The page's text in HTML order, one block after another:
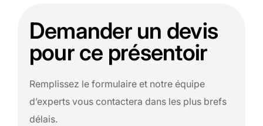
Demander un devis
pour ce présentoir
Remplissez le formulaire et notre équipe
d’experts vous contactera dans les plus brefs
délais.